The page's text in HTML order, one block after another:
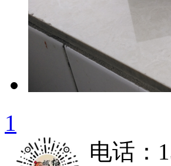
1
电话：